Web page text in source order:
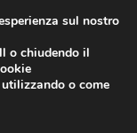
sul nostro
o chiudendo il
o come